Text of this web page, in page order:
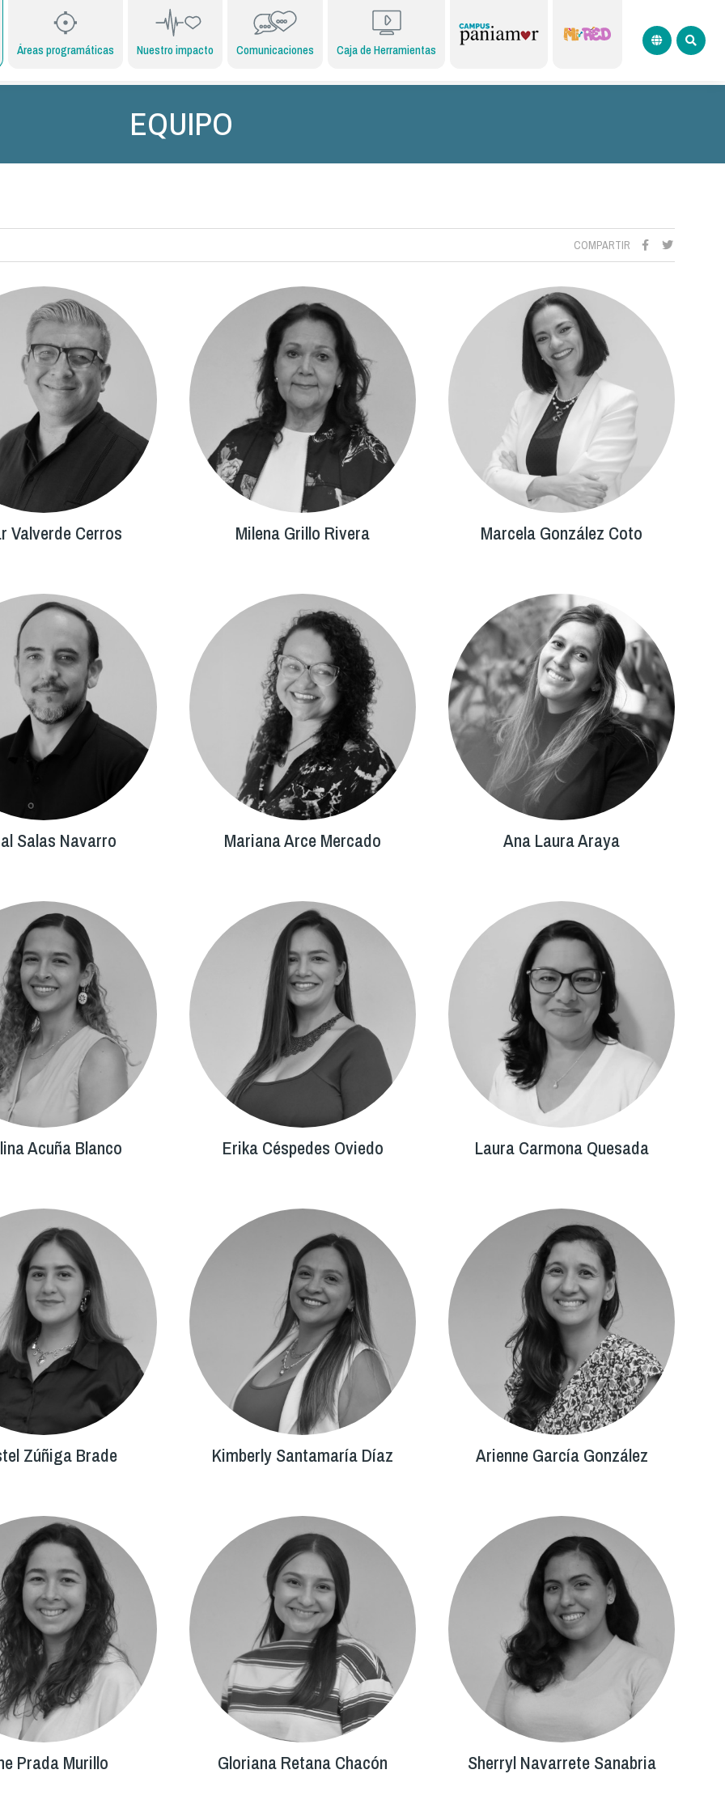
Áreas programáticas Nuestro impacto Comunicaciones Caja de Herramientas
EQUIPO
COMPARTIR
Valverde Cerros Milena Grillo Rivera Marcela González Coto
Salas Navarro Mariana Arce Mercado Ana Laura Araya
Acuña Blanco Erika Céspedes Oviedo Laura Carmona Quesada
Zúñiga Brade Kimberly Santamaría Díaz Arienne García González
Prada Murillo Gloriana Retana Chacón Sherryl Navarrete Sanabria